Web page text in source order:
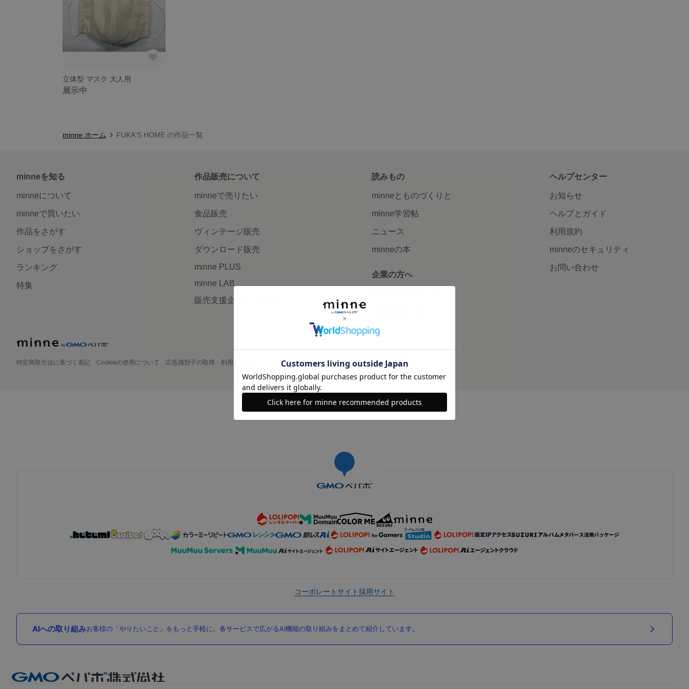
立体型 マスク 大人用
展示中
minne ホーム FUKA'S HOME の作品一覧
minneを知る
minneについて
minneで買いたい
作品をさがす
ショップをさがす
ランキング
特集
作品販売について
minneで売りたい
食品販売
ヴィンテージ販売
ダウンロード販売
minne PLUS
minne LAB
販売支援企画・イベント
読みもの
minneとものづくりと
minne学習帖
ニュース
minneの本
企業の方へ
ヘルプセンター
お知らせ
ヘルプとガイド
利用規約
minneのセキュリティ
お問い合わせ
特定商取引法に基づく表記 Cookieの使用について 広告識別子の取得・利用 プライバシーポリシー 会社概要 採用情報 メディアキット
©GMO Pepabo, Inc. All rights reserved.
コーポレートサイト採用サイト
AIへの取り組みお客様の「やりたいこと」をもっと手軽に。各サービスで広がるAI機能の取り組みをまとめて紹介しています。